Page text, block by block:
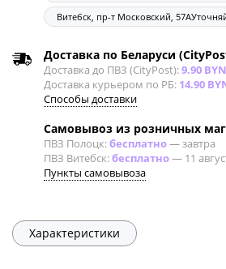
Витебск, пр-т Московский, 57А
Доставка по Беларуси
Доставка до ПВЗ (CityPost):9.90 BYN
Доставка курьером по РБ: 14.90
Способы доставки
Самовывоз из розничных
ПВЗ Полоцк:бесплатно—завтра
ПВЗ Витебск:бесплатно— 11
Пункты самовывоза
Характеристики